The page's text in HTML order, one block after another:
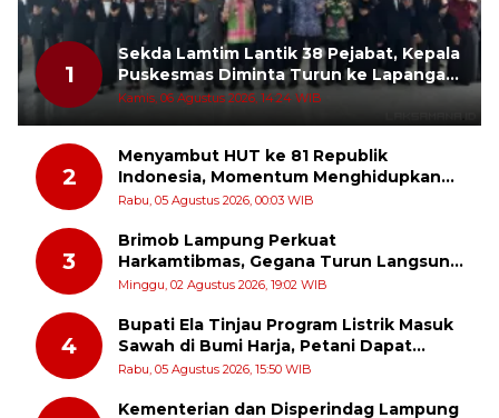
1
Sekda Lamtim Lantik 38 Pejabat, Kepala
Puskesmas Diminta Turun ke Lapangan
dan Hadir di Tengah Masyarakat
Kamis, 06 Agustus 2026, 14:24 WIB
2
Menyambut HUT ke 81 Republik
Indonesia, Momentum Menghidupkan
Kembali Semangat Juang Para Pahlawan
Rabu, 05 Agustus 2026, 00:03 WIB
3
Brimob Lampung Perkuat
Harkamtibmas, Gegana Turun Langsung
Patroli Dialogis ke Pasar dan Rumah
Minggu, 02 Agustus 2026, 19:02 WIB
4
Bupati Ela Tinjau Program Listrik Masuk
Sawah di Bumi Harja, Petani Dapat
Subsidi Pemasangan KWH
Rabu, 05 Agustus 2026, 15:50 WIB
Kementerian dan Disperindag Lampung